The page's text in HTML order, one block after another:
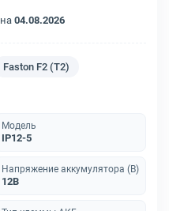
04.08.2026
Faston F2 (T2)
Модель
IP12-5
Напряжение аккумулятора (В)
12В